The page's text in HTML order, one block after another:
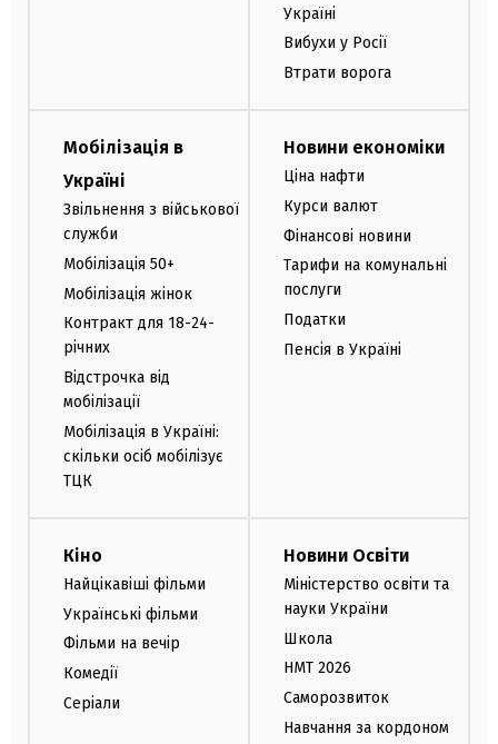
Україні
Вибухи у Росії
Втрати ворога
Мобілізація в
Україні
Звільнення з військової
служби
Мобілізація 50+
Мобілізація жінок
Контракт для 18-24-
річних
Відстрочка від
мобілізації
Мобілізація в Україні:
скільки осіб мобілізує
ТЦК
Новини економіки
Ціна нафти
Курси валют
Фінансові новини
Тарифи на комунальні
послуги
Податки
Пенсія в Україні
Кіно
Найцікавіші фільми
Українські фільми
Фільми на вечір
Комедії
Серіали
Новини Освіти
Міністерство освіти та
науки України
Школа
НМТ 2026
Саморозвиток
Навчання за кордоном